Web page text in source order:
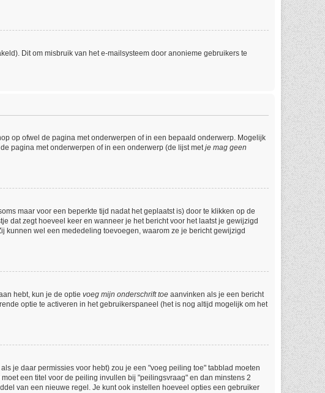
Dit om misbruik van het e-mailsysteem door anonieme gebruikers te
op ofwel de pagina met onderwerpen of in een bepaald onderwerp. Mogelijk
pagina met onderwerpen of in een onderwerp (de lijst metje mag geen
maar voor een beperkte tijd nadat het geplaatst is) door te klikken op de
dat zegt hoeveel keer en wanneer je het bericht voor het laatst je gewijzigd
kunnen wel een mededeling toevoegen, waarom ze je bericht gewijzigd
hebt, kun je de optie voeg mijn onderschrift toe aanvinken als je een bericht
optie te activeren in het gebruikerspaneel (het is nog altijd mogelijk om het
je daar permissies voor hebt) zou je een "voeg peiling toe" tabblad moeten
een titel voor de peiling invullen bij "peilingsvraag" en dan minstens 2
van een nieuwe regel. Je kunt ook instellen hoeveel opties een gebruiker